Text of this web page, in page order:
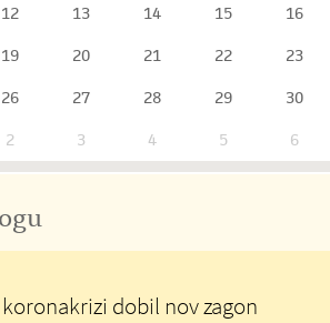
12 13 14 15
16
19 20 21 22
23
26 27 28 29
30
2 3 4 5 6
dobil nov zagon